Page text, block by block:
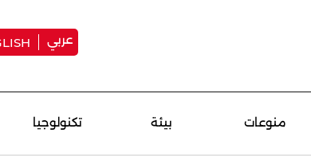
عربي
منوعات بيئة تكنولوجيا